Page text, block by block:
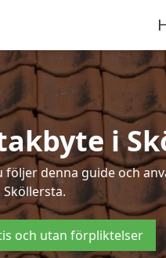
i
denna guide och
och utan förpliktelser